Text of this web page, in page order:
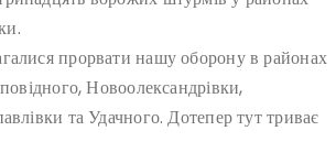
прорвати нашу оборону в районах
Новоолександрівки,
та Удачного. Дотепер тут триває